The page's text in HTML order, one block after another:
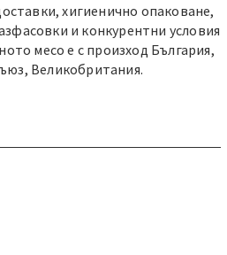
хигиенично опаковане,
и конкурентни условия
месо е с произход България,
Великобритания.